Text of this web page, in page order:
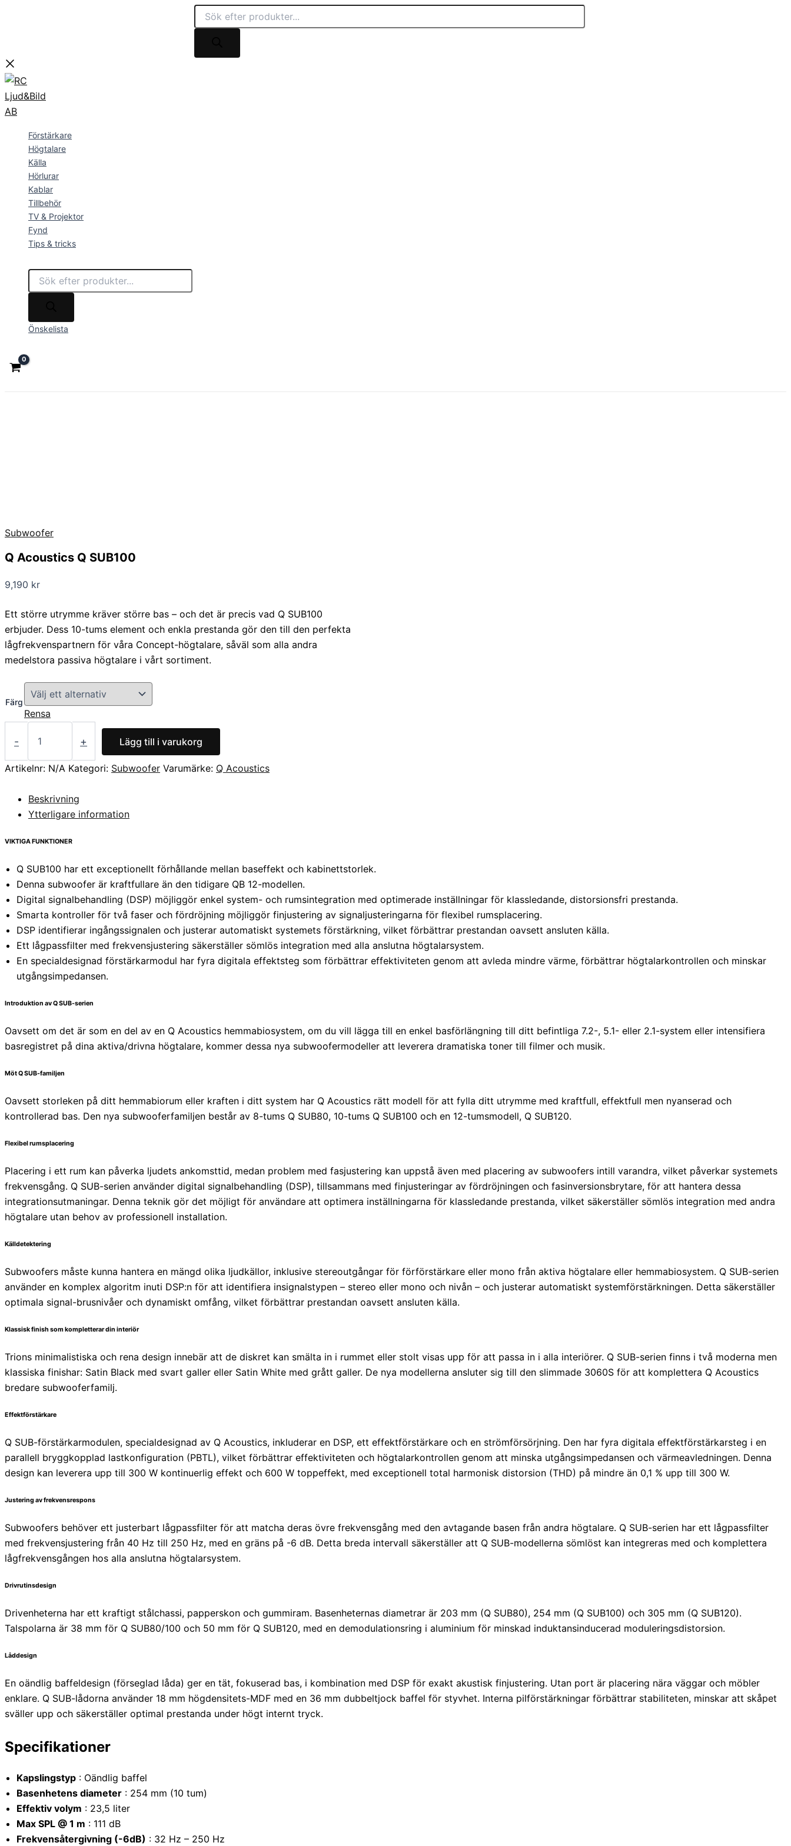
Products
search
Förstärkare
Högtalare
Källa
Hörlurar
Kablar
Tillbehör
TV & Projektor
Fynd
Tips & tricks
Önskelista
Subwoofer
Q Acoustics Q SUB100
9,190 kr
Ett större utrymme kräver större bas – och det är precis vad Q SUB100
erbjuder. Dess 10-tums element och enkla prestanda gör den till den perfekta
lågfrekvenspartnern för våra Concept-högtalare, såväl som alla andra
medelstora passiva högtalare i vårt sortiment.
Färg
Rensa
- + Lägg till i varukorg
Artikelnr: N/A Kategori: Subwoofer Varumärke: Q Acoustics
Beskrivning
Ytterligare information
VIKTIGA FUNKTIONER
Q SUB100 har ett exceptionellt förhållande mellan baseffekt och kabinettstorlek.
Denna subwoofer är kraftfullare än den tidigare QB 12-modellen.
Digital signalbehandling (DSP) möjliggör enkel system- och rumsintegration med optimerade inställningar för klassledande, distorsionsfri prestanda.
Smarta kontroller för två faser och fördröjning möjliggör finjustering av signaljusteringarna för flexibel rumsplacering.
DSP identifierar ingångssignalen och justerar automatiskt systemets förstärkning, vilket förbättrar prestandan oavsett ansluten källa.
Ett lågpassfilter med frekvensjustering säkerställer sömlös integration med alla anslutna högtalarsystem.
En specialdesignad förstärkarmodul har fyra digitala effektsteg som förbättrar effektiviteten genom att avleda mindre värme, förbättrar högtalarkontrollen och minskar
utgångsimpedansen.
Introduktion av Q SUB-serien
Oavsett om det är som en del av en Q Acoustics hemmabiosystem, om du vill lägga till en enkel basförlängning till ditt befintliga 7.2-, 5.1- eller 2.1-system eller intensifiera
basregistret på dina aktiva/drivna högtalare, kommer dessa nya subwoofermodeller att leverera dramatiska toner till filmer och musik.
Möt Q SUB-familjen
Oavsett storleken på ditt hemmabiorum eller kraften i ditt system har Q Acoustics rätt modell för att fylla ditt utrymme med kraftfull, effektfull men nyanserad och
kontrollerad bas. Den nya subwooferfamiljen består av 8-tums Q SUB80, 10-tums Q SUB100 och en 12-tumsmodell, Q SUB120.
Flexibel rumsplacering
Placering i ett rum kan påverka ljudets ankomsttid, medan problem med fasjustering kan uppstå även med placering av subwoofers intill varandra, vilket påverkar systemets
frekvensgång. Q SUB-serien använder digital signalbehandling (DSP), tillsammans med finjusteringar av fördröjningen och fasinversionsbrytare, för att hantera dessa
integrationsutmaningar. Denna teknik gör det möjligt för användare att optimera inställningarna för klassledande prestanda, vilket säkerställer sömlös integration med andra
högtalare utan behov av professionell installation.
Källdetektering
Subwoofers måste kunna hantera en mängd olika ljudkällor, inklusive stereoutgångar för förförstärkare eller mono från aktiva högtalare eller hemmabiosystem. Q SUB-serien
använder en komplex algoritm inuti DSP:n för att identifiera insignalstypen – stereo eller mono och nivån – och justerar automatiskt systemförstärkningen. Detta säkerställer
optimala signal-brusnivåer och dynamiskt omfång, vilket förbättrar prestandan oavsett ansluten källa.
Klassisk finish som kompletterar din interiör
Trions minimalistiska och rena design innebär att de diskret kan smälta in i rummet eller stolt visas upp för att passa in i alla interiörer. Q SUB-serien finns i två moderna men
klassiska finishar: Satin Black med svart galler eller Satin White med grått galler. De nya modellerna ansluter sig till den slimmade 3060S för att komplettera Q Acoustics
bredare subwooferfamilj.
Effektförstärkare
Q SUB-förstärkarmodulen, specialdesignad av Q Acoustics, inkluderar en DSP, ett effektförstärkare och en strömförsörjning. Den har fyra digitala effektförstärkarsteg i en
parallell bryggkopplad lastkonfiguration (PBTL), vilket förbättrar effektiviteten och högtalarkontrollen genom att minska utgångsimpedansen och värmeavledningen. Denna
design kan leverera upp till 300 W kontinuerlig effekt och 600 W toppeffekt, med exceptionell total harmonisk distorsion (THD) på mindre än 0,1 % upp till 300 W.
Justering av frekvensrespons
Subwoofers behöver ett justerbart lågpassfilter för att matcha deras övre frekvensgång med den avtagande basen från andra högtalare. Q SUB-serien har ett lågpassfilter
med frekvensjustering från 40 Hz till 250 Hz, med en gräns på -6 dB. Detta breda intervall säkerställer att Q SUB-modellerna sömlöst kan integreras med och komplettera
lågfrekvensgången hos alla anslutna högtalarsystem.
Drivrutinsdesign
Drivenheterna har ett kraftigt stålchassi, papperskon och gummiram. Basenheternas diametrar är 203 mm (Q SUB80), 254 mm (Q SUB100) och 305 mm (Q SUB120).
Talspolarna är 38 mm för Q SUB80/100 och 50 mm för Q SUB120, med en demodulationsring i aluminium för minskad induktansinducerad moduleringsdistorsion.
Låddesign
En oändlig baffeldesign (förseglad låda) ger en tät, fokuserad bas, i kombination med DSP för exakt akustisk finjustering. Utan port är placering nära väggar och möbler
enklare. Q SUB-lådorna använder 18 mm högdensitets-MDF med en 36 mm dubbeltjock baffel för styvhet. Interna pilförstärkningar förbättrar stabiliteten, minskar att skåpet
sväller upp och säkerställer optimal prestanda under högt internt tryck.
Specifikationer
Kapslingstyp : Oändlig baffel
Basenhetens diameter : 254 mm (10 tum)
Effektiv volym : 23,5 liter
Max SPL @ 1 m : 111 dB
Frekvensåtergivning (-6dB) : 32 Hz – 250 Hz